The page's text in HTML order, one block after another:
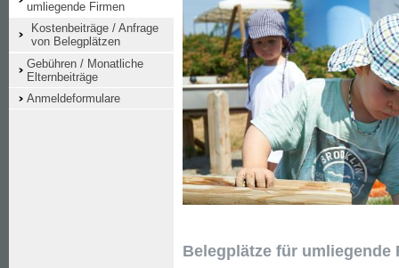
umliegende Firmen
Kostenbeiträge / Anfrage
von Belegplätzen
Gebühren / Monatliche
Elternbeiträge
Anmeldeformulare
Belegplätze für umliegende